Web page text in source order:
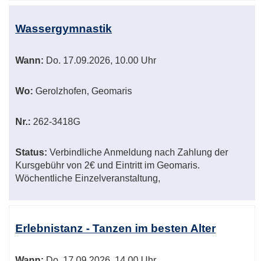
Wassergymnastik
Wann: Do. 17.09.2026, 10.00 Uhr
Wo: Gerolzhofen, Geomaris
Nr.: 262-3418G
Status: Verbindliche Anmeldung nach Zahlung der
Kursgebühr von 2€ und Eintritt im Geomaris.
Wöchentliche Einzelveranstaltung,
Erlebnistanz - Tanzen im besten Alter